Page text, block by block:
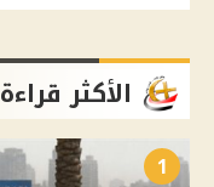
الأكثر قراءة
1